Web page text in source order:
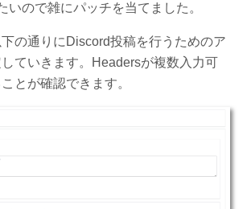
いので雑にパッチを当てました。
の通りにDiscord投稿を行うためのア
ていきます。Headersが複数入力可
とが確認できます。